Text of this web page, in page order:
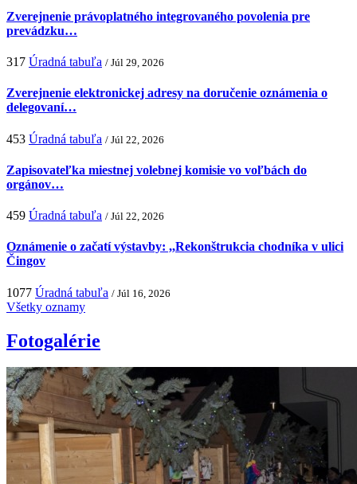
Zverejnenie právoplatného integrovaného povolenia pre
prevádzku…
317 Úradná tabuľa / Júl 29, 2026
Zverejnenie elektronickej adresy na doručenie oznámenia o
delegovaní…
453 Úradná tabuľa / Júl 22, 2026
Zapisovateľka miestnej volebnej komisie vo voľbách do
orgánov…
459 Úradná tabuľa / Júl 22, 2026
Oznámenie o začatí výstavby: ,,Rekonštrukcia chodníka v ulici
Čingov
1077 Úradná tabuľa / Júl 16, 2026
Všetky oznamy
Fotogalérie